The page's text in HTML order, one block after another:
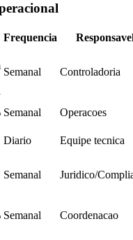
Frequencia
Semanal Controladoria
Semanal Operacoes
Diario Equipe tecnica
Semanal Juridico/
Semanal Coordenacao